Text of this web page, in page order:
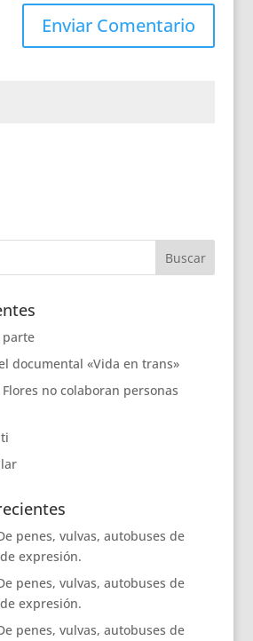
parte
documental «Vida en trans»
Flores no colaboran personas
penes, vulvas, autobuses de
expresión.
penes, vulvas, autobuses de
expresión.
penes, vulvas, autobuses de